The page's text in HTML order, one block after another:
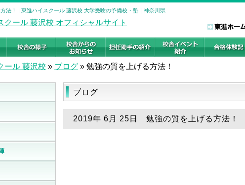
法！ | 東進ハイスクール 藤沢校 大学受験の予備校・塾｜神奈川県
ール 藤沢校 » ブログ » 勉強の質を上げる方法！
ブログ
2019年 6月 25日 勉強の質を上げる方法！